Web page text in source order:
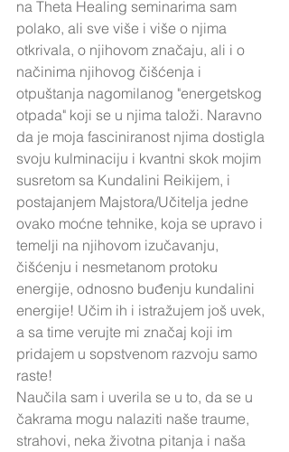
na Theta Healing seminarima sam
polako, ali sve više i više o njima
otkrivala, o njihovom značaju, ali i o
načinima njihovog čišćenja i
otpuštanja nagomilanog "energetskog
otpada" koji se u njima taloži. Naravno
da je moja fasciniranost njima dostigla
svoju kulminaciju i kvantni skok mojim
susretom sa Kundalini Reikijem, i
postajanjem Majstora/Učitelja jedne
ovako moćne tehnike, koja se upravo i
temelji na njihovom izučavanju,
čišćenju i nesmetanom protoku
energije, odnosno buđenju kundalini
energije! Učim ih i istražujem još uvek,
a sa time verujte mi značaj koji im
pridajem u sopstvenom razvoju samo
raste!
Naučila sam i uverila se u to, da se u
čakrama mogu nalaziti naše traume,
strahovi, neka životna pitanja i naša